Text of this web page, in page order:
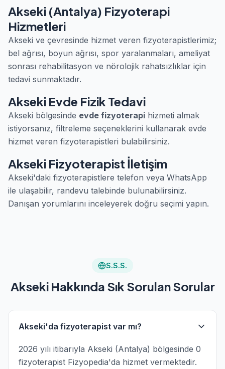
Akseki (Antalya) Fizyoterapi
Hizmetleri
Akseki ve çevresinde hizmet veren fizyoterapistlerimiz;
bel ağrısı, boyun ağrısı, spor yaralanmaları, ameliyat
sonrası rehabilitasyon ve nörolojik rahatsızlıklar için
tedavi sunmaktadır.
Akseki Evde Fizik Tedavi
Akseki bölgesinde evde fizyoterapi hizmeti almak
istiyorsanız, filtreleme seçeneklerini kullanarak evde
hizmet veren fizyoterapistleri bulabilirsiniz.
Akseki Fizyoterapist İletişim
Akseki'daki fizyoterapistlere telefon veya WhatsApp
ile ulaşabilir, randevu talebinde bulunabilirsiniz.
Danışan yorumlarını inceleyerek doğru seçimi yapın.
S.S.S.
Akseki Hakkında Sık Sorulan Sorular
Akseki'da fizyoterapist var mı?
2026 yılı itibarıyla Akseki (Antalya) bölgesinde 0
fizyoterapist Fizyopedia'da hizmet vermektedir.